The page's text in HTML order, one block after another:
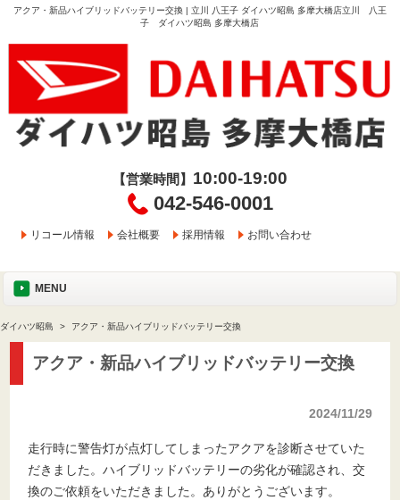
アクア・新品ハイブリッドバッテリー交換 | 立川 八王子 ダイハツ昭島 多摩大橋店立川 八王
子 ダイハツ昭島 多摩大橋店
【営業時間】 10:00-19:00
042-546-0001
リコール情報 会社概要 採用情報 お問い合わせ
MENU
ダイハツ昭島 アクア・新品ハイブリッドバッテリー交換
アクア・新品ハイブリッドバッテリー交換
2024/11/29
走行時に警告灯が点灯してしまったアクアを診断させていた
だきました。ハイブリッドバッテリーの劣化が確認され、交
換のご依頼をいただきました。ありがとうございます。